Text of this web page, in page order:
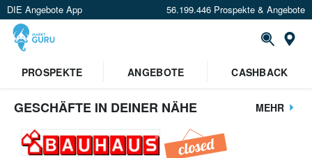
DIE Angebote App 56.199.446 Prospekte & Angebote
PROSPEKTE
ANGEBOTE CASHBACK
GESCHÄFTE IN DEINER NÄHE MEHR